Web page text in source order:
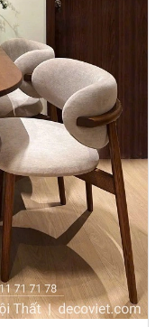
không gian hoàn
tinh" đối với những
tốn. Cho phép sử dụng
ăn thông minh gấp gọn
kế cũng như những trải
Những mẫu bàn ăn kéo
hợp xu hướng cùng tính
mỹ cũng như mục đích